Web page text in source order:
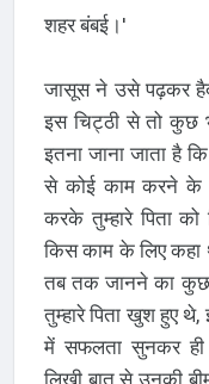
शहर बंबई।'
जासूस ने उसे पढ़कर
इस चिट्ठी से तो कुछ
इतना जाना जाता है
से कोई काम करने के
करके तुम्हारे पिता
किस काम के लिए
तब तक जानने का कुछ
तुम्हारे पिता खुश हुए
में सफलता सुनकर ही